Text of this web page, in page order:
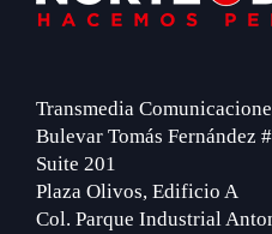
Transmedia
Bulevar Tomás Fernández
Suite 201
Plaza Olivos, Edificio A
Col. Parque Industrial